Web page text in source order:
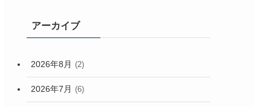
アーカイブ
2026年8月 (2)
2026年7月 (6)